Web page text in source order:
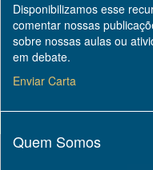
Disponibilizamos esse
comentar nossas
sobre nossas aulas ou
em debate.
Enviar Carta
Quem Somos